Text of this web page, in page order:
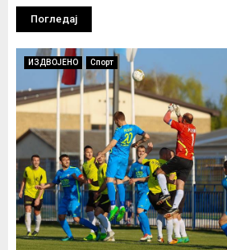
Погледај
ИЗДВОЈЕНО Спорт